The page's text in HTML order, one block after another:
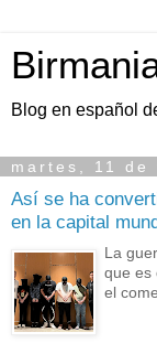
Blog en español
martes, 11 de
Así se ha
en la capital
La
que es
el